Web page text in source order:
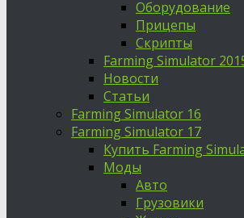
Оборудование
Прицепы
Скрипты
Farming Simulator
Новости
Статьи
Farming Simulator 16
Farming Simulator 17
Купить Farming
Моды
Авто
Грузовики